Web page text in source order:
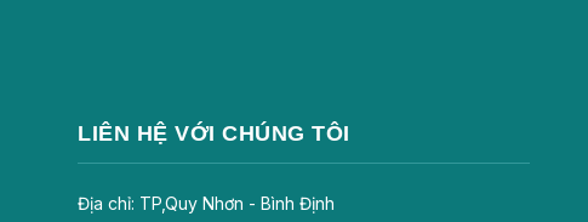
LIÊN HỆ VỚI CHÚNG TÔI
Địa chỉ: TP,Quy Nhơn - Bình Định